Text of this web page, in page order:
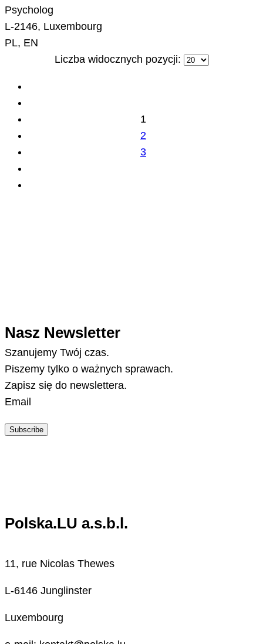
Psycholog
L-2146, Luxembourg
PL, EN
Liczba widocznych pozycji:
1
2
3
Nasz Newsletter
Szanujemy Twój czas.
Piszemy tylko o ważnych sprawach.
Zapisz się do newslettera.
Email
Subscribe
Polska.LU a.s.b.l.
11, rue Nicolas Thewes
L-6146 Junglinster
Luxembourg